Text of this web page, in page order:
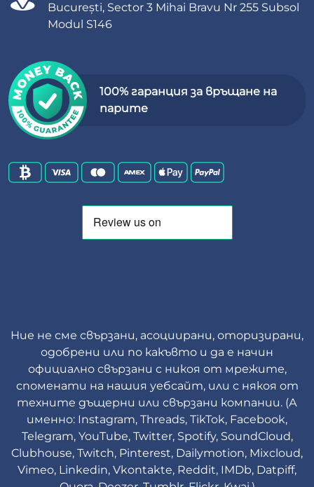
București, Sector 3 Mihai Bravu Nr 255 Subsol
Modul S146
100% гаранция за връщане на
парите
Ние не сме свързани, асоциирани, оторизирани,
одобрени или по какъвто и да е начин
официално свързани с никоя от мрежите,
споменати на нашия уебсайт, или с някоя от
техните дъщерни или свързани компании. (А
именно: Instagram, Threads, TikTok, Facebook,
Telegram, YouTube, Twitter, Spotify, SoundCloud,
Clubhouse, Twitch, Pinterest, Dailymotion, Mixcloud,
Vimeo, Linkedin, Vkontakte, Reddit, IMDb, Datpiff,